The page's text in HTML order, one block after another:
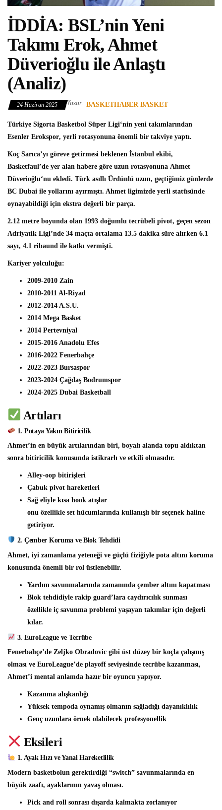
İDDİA: BSL’nin Yeni
Takımı Erok, Ahmet
Düverioğlu ile Anlaştı
(Analiz)
24 Haziran 2025 Yazar: BASKETHABER BASKET
Türkiye Sigorta Basketbol Süper Ligi‘nin yeni takımlarından
Esenler Erokspor, yerli rotasyonuna önemli bir takviye yaptı.
Koç Sarıca’yı göreve getirmesi beklenen İstanbul ekibi,
Basketfaul’de yer alan habere göre uzun rotasyonuna Ahmet
Düverioğlu‘nu ekledi. Türk asıllı Ürdünlü uzun, geçtiğimiz günlerde
BC Dubai ile yollarını ayırmıştı. Ahmet ligimizde yerli statüsünde
oynayabildiği için ekstra değerli bir parça.
2.12 metre boyunda olan 1993 doğumlu tecrübeli pivot, geçen sezon
Adriyatik Ligi’nde 34 maçta ortalama 13.5 dakika süre alırken 6.1
sayı, 4.1 ribaund ile katkı vermişti.
Kariyer yolculuğu:
2009-2010 Zain
2010-2011 Al-Riyad
2012-2014 A.S.U.
2014 Mega Basket
2014 Pertevniyal
2015-2016 Anadolu Efes
2016-2022 Fenerbahçe
2022-2023 Bursaspor
2023-2024 Çağdaş Bodrumspor
2024-2025 Dubai Basketball
Artıları
1. Potaya Yakın Bitiricilik
Ahmet’in en büyük artılarından biri, boyalı alanda topu aldıktan
sonra bitiricilik konusunda istikrarlı ve etkili olmasıdır.
Alley-oop bitirişleri
Çabuk pivot hareketleri
Sağ eliyle kısa hook atışlar
onu özellikle set hücumlarında kullanışlı bir seçenek haline
getiriyor.
2. Çember Koruma ve Blok Tehdidi
Ahmet, iyi zamanlama yeteneği ve güçlü fiziğiyle pota altını koruma
konusunda önemli bir rol üstlenebilir.
Yardım savunmalarında zamanında çember altını kapatması
Blok tehdidiyle rakip guard’lara caydırıcılık sunması
özellikle iç savunma problemi yaşayan takımlar için değerli
kılar.
3. EuroLeague ve Tecrübe
Fenerbahçe’de Zeljko Obradovic gibi üst düzey bir koçla çalışmış
olması ve EuroLeague’de playoff seviyesinde tecrübe kazanması,
Ahmet’i mental anlamda hazır bir oyuncu yapıyor.
Kazanma alışkanlığı
Yüksek tempoda oynamış olmanın sağladığı dayanıklılık
Genç uzunlara örnek olabilecek profesyonellik
Eksileri
1. Ayak Hızı ve Yanal Hareketlilik
Modern basketbolun gerektirdiği “switch” savunmalarında en
büyük zaafı, ayaklarının yavaş olması.
Pick and roll sonrası dışarda kalmakta zorlanıyor